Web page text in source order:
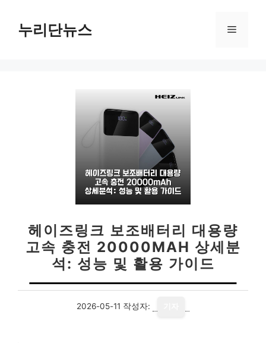
누리단뉴스 메
헤이즈링크 보조배터리 대용량
고속 충전 20000MAH 상세분
석: 성능 및 활용 가이드
2026-05-11 작성자: